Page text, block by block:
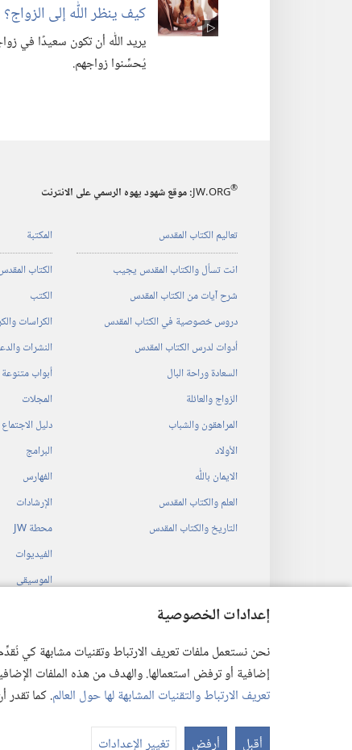
إعدادات الخصوصية
نحن نستعمل ملفات تعريف الارتباط وتقنيات مشابهة كي
إضافية أو ترفض استعمالها. والهدف من هذه الملفات
تعريف الارتباط والتقنيات المشابهة لها حول العالم. كما
أقبل أرفض تغيير الإعدادات
كيف ينظر اللّٰه إلى الزواج؟‏
يريد اللّٰه أن تكون سعيدًا في
يُحسِّنوا زواجهم.‏
JW.ORG® :‏ موقع شهود يهوه الرسمي على الانترنت
تعاليم الكتاب المقدس
انت تسأل والكتاب المقدس يجيب
شرح آيات من الكتاب المقدس
دروس خصوصية في الكتاب المقدس
أدوات لدرس الكتاب المقدس
السعادة وراحة البال
الزواج والعائلة
المراهقون والشباب
الأولاد
الايمان باللّٰه
العلم والكتاب المقدس
التاريخ والكتاب المقدس
المكتبة
الكتاب
الكتب
الكراسات
النشرات
أبواب متنوعة
المجلات
دليل الاجتماع
البرامج
الفهارس
الإرشادات
محطة‏ ‏JW
الفيديوات
الموسيقى
of Pennsylvania